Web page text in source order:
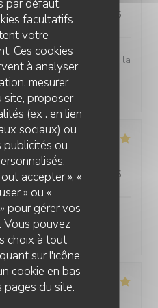
facultatifs
votre
Ces cookies
à analyser
mesurer
site, proposer
(ex : en lien
sociaux) ou
publicités ou
accepter », «
» ou «
pour gérer vos
Vous pouvez
choix à tout
sur l'icône
cookie en bas
pages du site.
:5/5 Qualité / Prix /5
truffe et tous leurs plats à la
le cadre est trop
2
:5/5 Qualité / Prix /5
et service. Et bonne